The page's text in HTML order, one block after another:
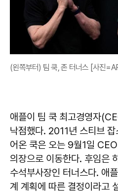
(왼쪽부터) 팀 쿡, 존 터너스 [사진
애플이 팀 쿡 최고경영자
낙점했다. 2011년 스티브
어온 쿡은 오는 9월1일
의장으로 이동한다. 후임은
수석부사장인 터너스다. 애
계 계획에 따른 결정이라고